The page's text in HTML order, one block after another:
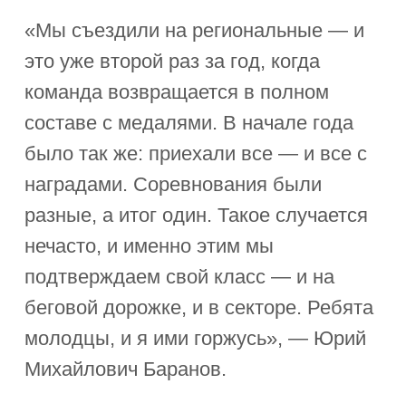
«Мы съездили на региональные — и
это уже второй раз за год, когда
команда возвращается в полном
составе с медалями. В начале года
было так же: приехали все — и все с
наградами. Соревнования были
разные, а итог один. Такое случается
нечасто, и именно этим мы
подтверждаем свой класс — и на
беговой дорожке, и в секторе. Ребята
молодцы, и я ими горжусь», — Юрий
Михайлович Баранов.